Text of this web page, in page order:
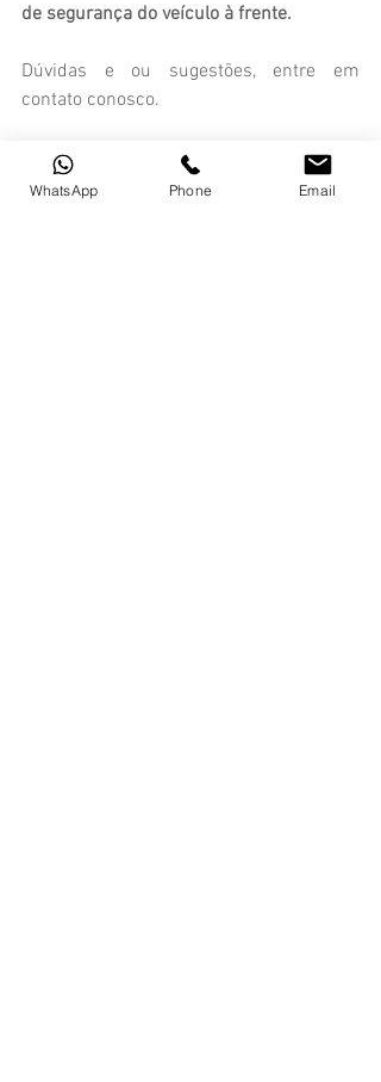
de segurança do veículo à frente.
Dúvidas e ou sugestões, entre em
contato conosco.
Um abraço e até a próxima.
Marcus Araújo
WhatsApp Phone Email